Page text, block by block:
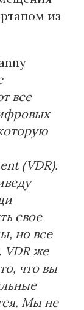
из
все
(VDR).
свое
но все
VDRже
что вы
Мы не